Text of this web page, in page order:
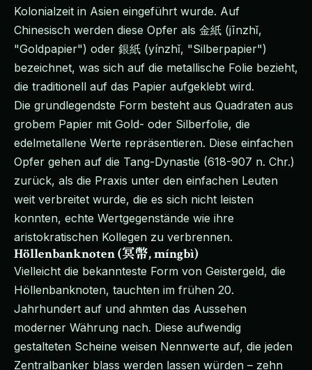
Kolonialzeit in Asien eingeführt wurde. Auf
Chinesisch werden diese Opfer als 金紙 (jīnzhǐ,
"Goldpapier") oder 銀紙 (yínzhǐ, "Silberpapier")
bezeichnet, was sich auf die metallische Folie bezieht,
die traditionell auf das Papier aufgeklebt wird.
Die grundlegendste Form besteht aus Quadraten aus
grobem Papier mit Gold- oder Silberfolie, die
edelmetallene Werte repräsentieren. Diese einfachen
Opfer gehen auf die Tang-Dynastie (618-907 n. Chr.)
zurück, als die Praxis unter den einfachen Leuten
weit verbreitet wurde, die es sich nicht leisten
konnten, echte Wertgegenstände wie ihre
aristokratischen Kollegen zu verbrennen.
Höllenbanknoten (冥幣, míngbì)
Vielleicht die bekannteste Form von Geistergeld, die
Höllenbanknoten, tauchten im frühen 20.
Jahrhundert auf und ahmten das Aussehen
moderner Währung nach. Diese aufwendig
gestalteten Scheine weisen Nennwerte auf, die jeden
Zentralbanker blass werden lassen würden – zehn